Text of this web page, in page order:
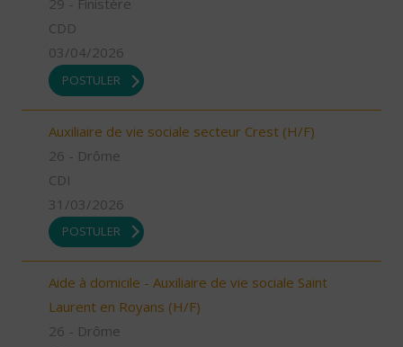
29 - Finistère
CDD
03/04/2026
POSTULER
Auxiliaire de vie sociale secteur Crest (H/F)
26 - Drôme
CDI
31/03/2026
POSTULER
Aide à domicile - Auxiliaire de vie sociale Saint
Laurent en Royans (H/F)
26 - Drôme